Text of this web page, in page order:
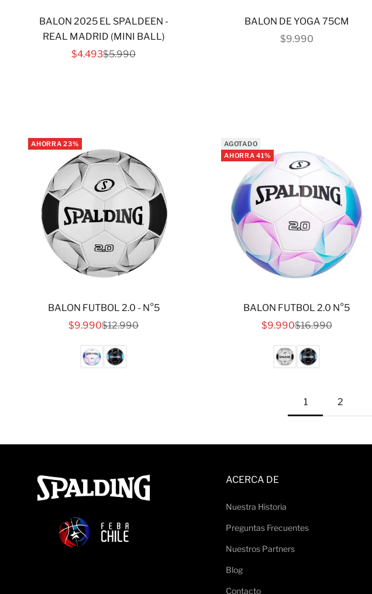
BALON 2025 EL SPALDEEN -
REAL MADRID (MINI BALL)
PRECIO DE OFERTA
$4.493PRECIO NORMAL
$5.990
BALON DE YOGA 75CM
PRECIO DE OFERTA
$9.990
AHORRA 23%
BALON FUTBOL 2.0 - N°5
PRECIO DE OFERTA
$9.990PRECIO NORMAL
$12.990
AGOTADO
AHORRA 41%
BALON FUTBOL 2.0 N°5
PRECIO DE OFERTA
$9.990PRECIO NORMAL
$16.990
1 2
ACERCA DE
Nuestra Historia
Preguntas Frecuentes
Nuestros Partners
Blog
Contacto